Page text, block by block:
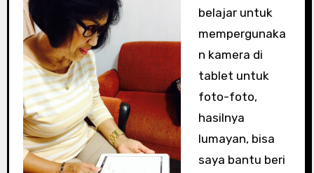
belajar untuk
mempergunaka
n kamera di
tablet untuk
foto-foto,
hasilnya
lumayan, bisa
saya bantu beri